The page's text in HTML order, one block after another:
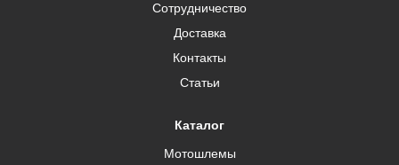
Сотрудничество
Доставка
Контакты
Статьи
Каталог
Мотошлемы